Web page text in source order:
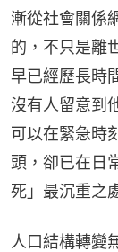
漸從社會關係
的，不只是離
早已經歷長時
沒有人留意到
可以在緊急時
頭，卻已在日
死」最沉重之
人口結構轉變